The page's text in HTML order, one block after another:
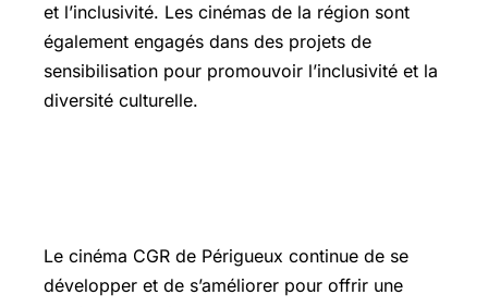
et l’inclusivité. Les cinémas de la région sont
également engagés dans des projets de
sensibilisation pour promouvoir l’inclusivité et la
diversité culturelle.
Le cinéma CGR de Périgueux continue de se
développer et de s’améliorer pour offrir une